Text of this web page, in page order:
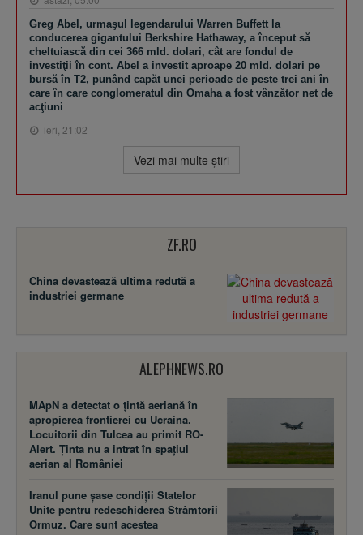
Greg Abel, urmaşul legendarului Warren Buffett la
conducerea gigantului Berkshire Hathaway, a început să
cheltuiască din cei 366 mld. dolari, cât are fondul de
investiţii în cont. Abel a investit aproape 20 mld. dolari pe
bursă în T2, punând capăt unei perioade de peste trei ani în
care în care conglomeratul din Omaha a fost vânzător net de
acţiuni
ieri, 21:02
Vezi mai multe ştiri
ZF.RO
China devastează ultima redută a
industriei germane
ALEPHNEWS.RO
MApN a detectat o țintă aeriană în
apropierea frontierei cu Ucraina.
Locuitorii din Tulcea au primit RO-
Alert. Ținta nu a intrat în spațiul
aerian al României
Iranul pune șase condiții Statelor
Unite pentru redeschiderea Strâmtorii
Ormuz. Care sunt acestea